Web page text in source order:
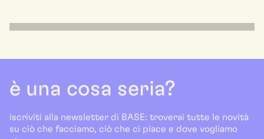
è una cosa seria?
iscriviti alla newsletter di BASE: troverai tutte le novità
su ciò che facciamo, ciò che ci piace e dove vogliamo